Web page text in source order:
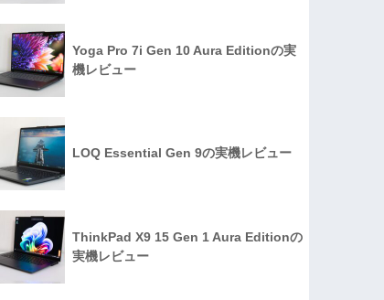
Yoga Pro 7i Gen 10 Aura Editionの実
機レビュー
LOQ Essential Gen 9の実機レビュー
ThinkPad X9 15 Gen 1 Aura Editionの
実機レビュー